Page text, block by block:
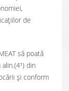
de
să poată
din
și conform